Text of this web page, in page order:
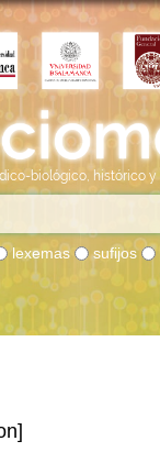
biológico, histórico
lexemas sufijos